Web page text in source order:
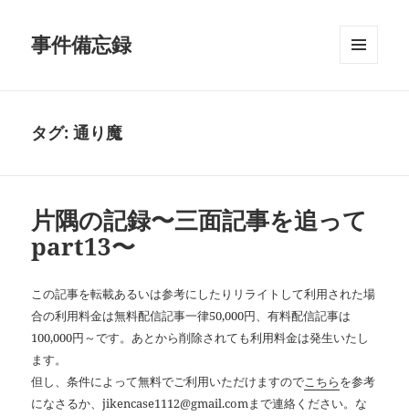
事件備忘録
タグ:通り魔
片隅の記録〜三面記事を追って
part13〜
この記事を転載あるいは参考にしたりリライトして利用された場
合の利用料金は無料配信記事一律50,000円、有料配信記事は
100,000円～です。あとから削除されても利用料金は発生いたし
ます。
但し、条件によって無料でご利用いただけますのでこちらを参考
になさるか、jikencase1112@gmail.comまで連絡ください。な